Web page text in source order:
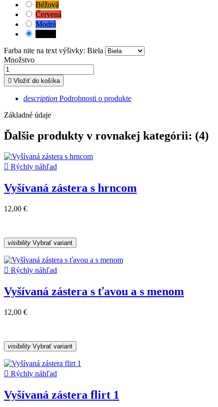
Béžová
Červená
Modrá
Farba nite na text výšivky: Biela
Množstvo
 Vložiť do košíka
description Podrobnosti o produkte
Základné údaje
Ďalšie produkty v rovnakej kategórii: (4)
 Rýchly náhľad
Vyšívaná zástera s hrncom
12,00 €
visibility Vybrať variant
 Rýchly náhľad
Vyšívaná zástera s ťavou a s menom
12,00 €
visibility Vybrať variant
 Rýchly náhľad
Vyšívaná zástera flirt 1